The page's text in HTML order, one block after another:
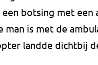
botsing met
man is met de
landde dichtbij